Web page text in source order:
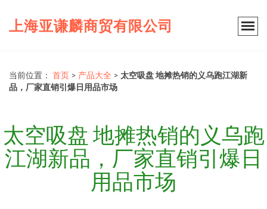
上海亚谦麟商贸有限公司
当前位置： 首页 > 产品大全 > 太空吸盘 地摊热销的义乌跑江湖新
品，厂家直销引爆日用品市场
太空吸盘 地摊热销的义乌跑
江湖新品，厂家直销引爆日
用品市场